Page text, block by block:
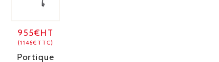
955€HT
(1146€TTC)
Portique